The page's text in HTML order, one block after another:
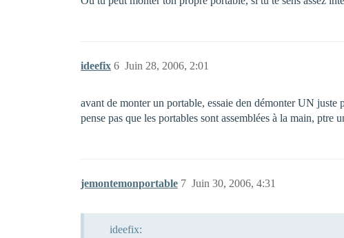
ideefix Juin 28, 2006, 2:01
6
avant de monter un portable, essaie den démonter UN
pense pas que les portables sont assemblées à la main,
jemontemonportable Juin 30, 2006, 4:31
7
ideefix: